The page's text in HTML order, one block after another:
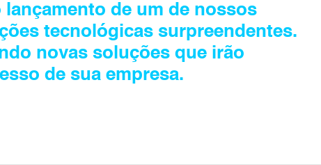
lançamento de um de nossos
tecnológicas surpreendentes.
novas soluções que irão
de sua empresa.